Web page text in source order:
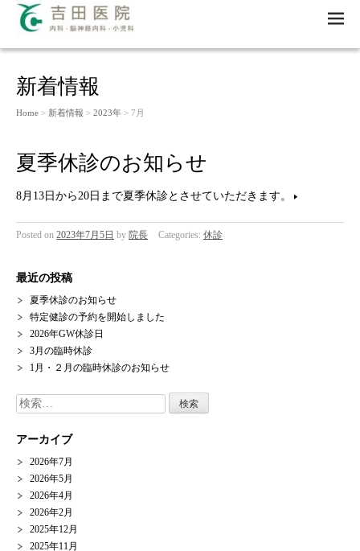
新着情報
Home > 新着情報 > 2023年 > 7月
夏季休診のお知らせ
8月13日から20日まで夏季休診とさせていただきます。
Posted on 2023年7月5日 by 院長 Categories: 休診
最近の投稿
夏季休診のお知らせ
特定健診の予約を開始しました
2026年GW休診日
3月の臨時休診
1月・２月の臨時休診のお知らせ
検
アーカイブ
2026年7月
2026年5月
2026年4月
2026年2月
2025年12月
2025年11月